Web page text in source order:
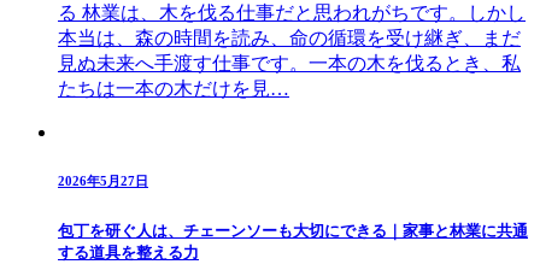
る 林業は、木を伐る仕事だと思われがちです。しかし
本当は、森の時間を読み、命の循環を受け継ぎ、まだ
見ぬ未来へ手渡す仕事です。一本の木を伐るとき、私
たちは一本の木だけを見…
2026年5月27日
包丁を研ぐ人は、チェーンソーも大切にできる｜家事と林業に共通
する道具を整える力